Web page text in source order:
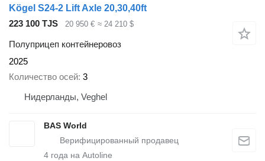
Kögel S24-2 Lift Axle 20,30,40ft
223 100 TJS
20 950 € ≈ 24 210 $
Полуприцеп контейнеровоз
2025
Количество осей 3
Нидерланды, Veghel
BAS World
4 года на Autoline